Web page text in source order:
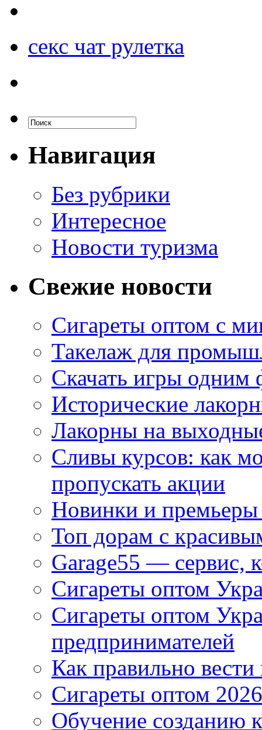
секс чат рулетка
Навигация
Без рубрики
Интересное
Новости туризма
Свежие новости
Сигареты оптом с
Такелаж для
Скачать игры одним
Исторические
Лакорны на
Сливы курсов: как
пропускать акции
Новинки и
Топ дорам с
Garage55 — сервис,
Сигареты оптом
Сигареты оптом
предпринимателей
Как правильно
Сигареты оптом
Обучение созданию